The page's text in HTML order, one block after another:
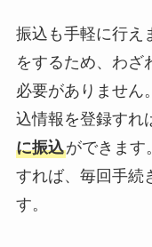
振込も手軽に行え
をするため、わざ
必要がありません
込情報を登録すれ
に振込ができます
すれば、毎回手続
す。